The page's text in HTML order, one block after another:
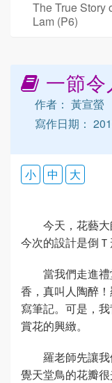
The True Story
Lam (P6)
一節
作者： 黃宣螢
寫作日期：
小 中 大
今天，花藝大
今次的設計是倒
當我們走進
香，真叫人陶醉
寫筆記。可是，
賞花的興緻。
羅老師先讓
覺天堂鳥的花瓣